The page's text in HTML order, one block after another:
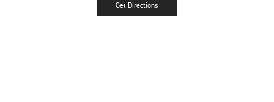
Get DirectionsLink Opens in New Tab